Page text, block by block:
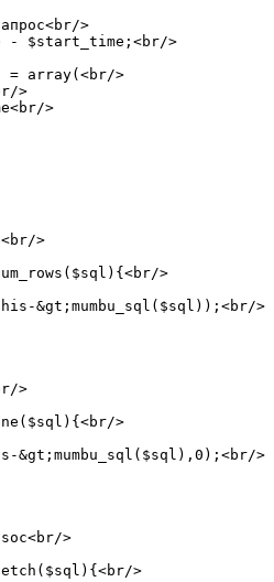
>
- $start_time;<br/>
array(<br/>
>
>
>
>
&gt;mumbu_sql($sql));<br/>
>
>
&gt;mumbu_sql($sql),0);<br/>
>
>